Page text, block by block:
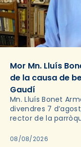
Mor Mn. Lluís
de la causa de
Gaudí
Mn. Lluís Bonet
divendres 7
rector de la
2018,…
08/08/2026